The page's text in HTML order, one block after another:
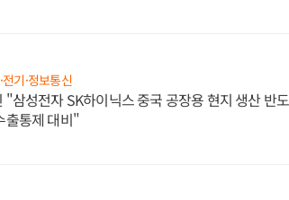
전기·정보통신
"삼성전자 SK하이닉스 중국 공장용 현지 생산 반
출통제 대비"